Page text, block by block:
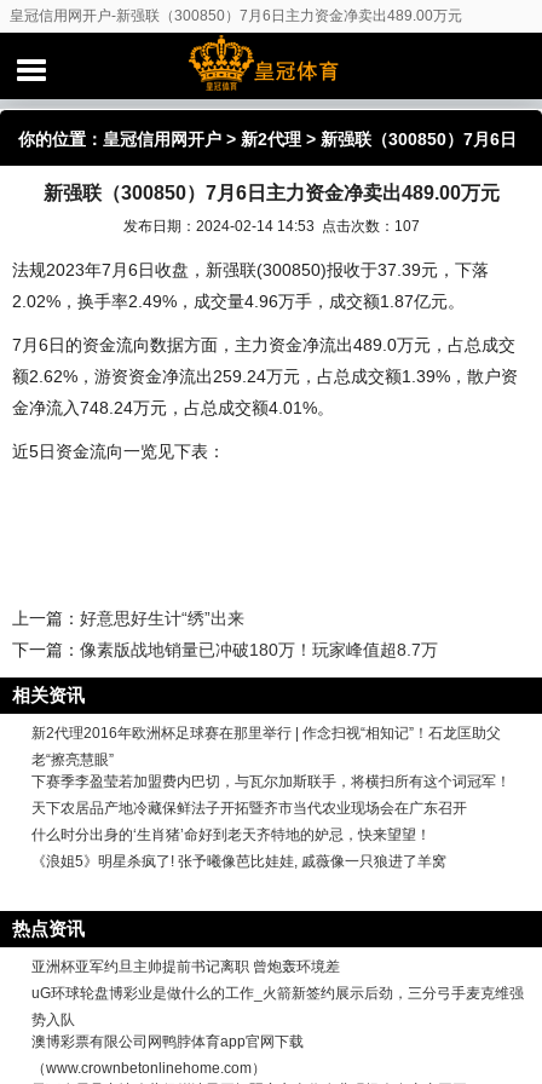
皇冠信用网开户-新强联（300850）7月6日主力资金净卖出489.00万元
你的位置： 皇冠信用网开户 > 新2代理 > 新强联（300850）7月6日
主力资金净卖出489.00万元
新强联（300850）7月6日主力资金净卖出489.00万元
发布日期：2024-02-14 14:53 点击次数：107
法规2023年7月6日收盘，新强联(300850)报收于37.39元，下落
2.02%，换手率2.49%，成交量4.96万手，成交额1.87亿元。
7月6日的资金流向数据方面，主力资金净流出489.0万元，占总成交
额2.62%，游资资金净流出259.24万元，占总成交额1.39%，散户资
金净流入748.24万元，占总成交额4.01%。
近5日资金流向一览见下表：
上一篇： 好意思好生计“绣”出来
下一篇： 像素版战地销量已冲破180万！玩家峰值超8.7万
相关资讯
新2代理2016年欧洲杯足球赛在那里举行 | 作念扫视“相知记”！石龙匡助父
老“擦亮慧眼”
下赛季李盈莹若加盟费内巴切，与瓦尔加斯联手，将横扫所有这个词冠军！
天下农居品产地冷藏保鲜法子开拓暨齐市当代农业现场会在广东召开
什么时分出身的‘生肖猪’命好到老天齐特地的妒忌，快来望望！
《浪姐5》明星杀疯了! 张予曦像芭比娃娃, 戚薇像一只狼进了羊窝
热点资讯
亚洲杯亚军约旦主帅提前书记离职 曾炮轰环境差
uG环球轮盘博彩业是做什么的工作_火箭新签约展示后劲，三分弓手麦克维强
势入队
澳博彩票有限公司网鸭脖体育app官网下载
（www.crownbetonlinehome.com）